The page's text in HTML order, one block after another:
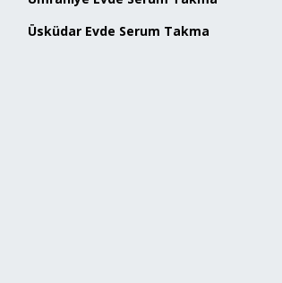
Üsküdar Evde Serum Takma